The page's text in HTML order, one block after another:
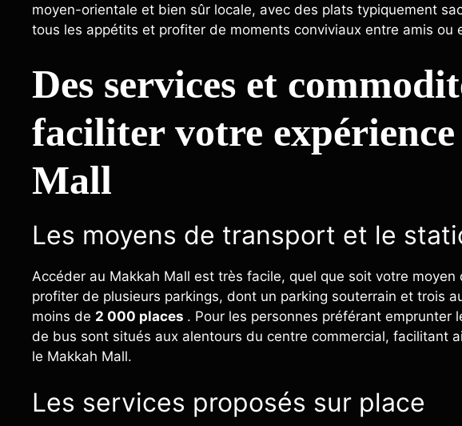
moyen-orientale et bien sûr locale, avec des plats typiquement
tous les appétits et profiter de moments conviviaux entre amis ou
Des services et
faciliter votre
Mall
Les moyens de transport et le
Accéder au Makkah Mall est très facile, quel que soit votre
profiter de plusieurs parkings, dont un parking souterrain et trois
moins de 2 000 places . Pour les personnes préférant emprunter
de bus sont situés aux alentours du centre commercial, facilitant
le Makkah Mall.
Les services proposés sur place